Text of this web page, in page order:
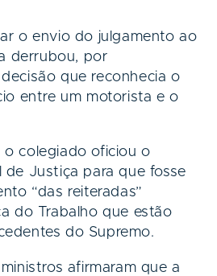
o envio do julgamento ao
derrubou, por
que reconhecia o
entre um motorista e o
o colegiado oficiou o
de Justiça para que fosse
“das reiteradas”
do Trabalho que estão
do Supremo.
afirmaram que a